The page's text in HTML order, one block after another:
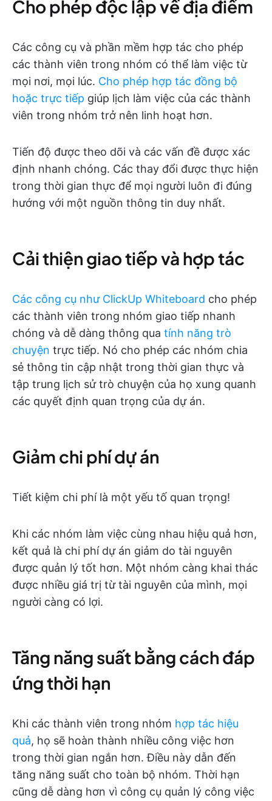
Cho phép độc lập về địa điểm
Các công cụ và phần mềm hợp tác cho phép
các thành viên trong nhóm có thể làm việc từ
mọi nơi, mọi lúc. Cho phép hợp tác đồng bộ
hoặc trực tiếp giúp lịch làm việc của các thành
viên trong nhóm trở nên linh hoạt hơn.
Tiến độ được theo dõi và các vấn đề được xác
định nhanh chóng. Các thay đổi được thực hiện
trong thời gian thực để mọi người luôn đi đúng
hướng với một nguồn thông tin duy nhất.
Cải thiện giao tiếp và hợp tác
Các công cụ như ClickUp Whiteboard cho phép
các thành viên trong nhóm giao tiếp nhanh
chóng và dễ dàng thông qua tính năng trò
chuyện trực tiếp. Nó cho phép các nhóm chia
sẻ thông tin cập nhật trong thời gian thực và
tập trung lịch sử trò chuyện của họ xung quanh
các quyết định quan trọng của dự án.
Giảm chi phí dự án
Tiết kiệm chi phí là một yếu tố quan trọng!
Khi các nhóm làm việc cùng nhau hiệu quả hơn,
kết quả là chi phí dự án giảm do tài nguyên
được quản lý tốt hơn. Một nhóm càng khai thác
được nhiều giá trị từ tài nguyên của mình, mọi
người càng có lợi.
Tăng năng suất bằng cách đáp
ứng thời hạn
Khi các thành viên trong nhóm hợp tác hiệu
quả, họ sẽ hoàn thành nhiều công việc hơn
trong thời gian ngắn hơn. Điều này dẫn đến
tăng năng suất cho toàn bộ nhóm. Thời hạn
cũng dễ dàng hơn vì công cụ quản lý công việc